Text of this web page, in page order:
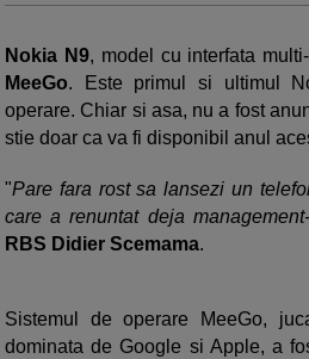
Nokia N9, model cu interfata
MeeGo. Este primul si ultimul
operare. Chiar si asa, nu a fost
stie doar ca va fi disponibil anul
"Pare fara rost sa lansezi un
care a renuntat deja
RBS Didier Scemama.
Sistemul de operare MeeGo,
dominata de Google si Apple, a